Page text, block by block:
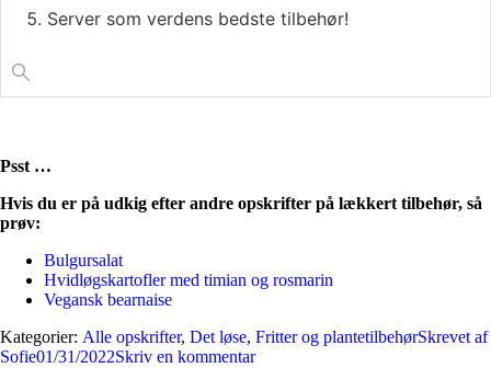
Server som verdens bedste tilbehør!
Psst …
Hvis du er på udkig efter andre opskrifter på lækkert tilbehør, så
prøv:
Bulgursalat
Hvidløgskartofler med timian og rosmarin
Vegansk bearnaise
Kategorier: Alle opskrifter, Det løse, Fritter og plantetilbehørSkrevet af
Sofie01/31/2022Skriv en kommentar